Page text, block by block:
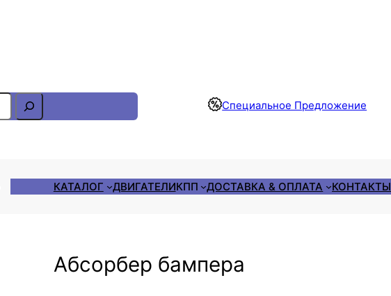
Специальное Предложение
КАТАЛОГ ДВИГАТЕЛИКПП ДОСТАВКА & ОПЛАТА КОНТАКТЫ
Абсорбер бампера